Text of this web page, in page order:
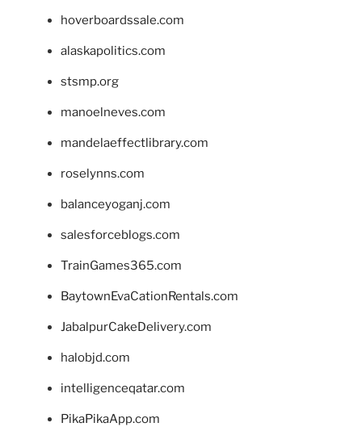
hoverboardssale.com
alaskapolitics.com
stsmp.org
manoelneves.com
mandelaeffectlibrary.com
roselynns.com
balanceyoganj.com
salesforceblogs.com
TrainGames365.com
BaytownEvaCationRentals.com
JabalpurCakeDelivery.com
halobjd.com
intelligenceqatar.com
PikaPikaApp.com